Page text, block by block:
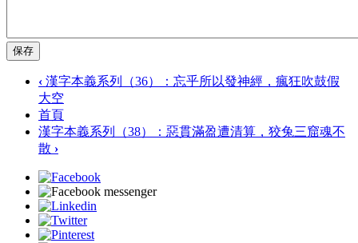
保存
‹ 漢字本義系列（36）：忘乎所以發神經，瘋狂吹鼓假
大空
首頁
漢字本義系列（38）：惡貫滿盈遭清算，狡兔三窟魂不
散 ›